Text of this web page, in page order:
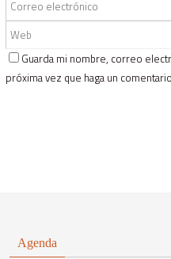
Guarda mi nombre, correo
próxima vez que haga un
Agenda